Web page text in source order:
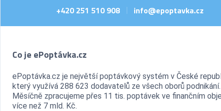
+420 251 510 908 | info@epoptavka.cz
Co je ePoptávka.cz
ePoptávka.cz je největší poptávkový systém v České
který využívá 288 623 dodavatelů ze všech oborů podnikání.
Měsíčně zpracujeme přes 11 tis. poptávek ve finančním
více než 7 mld. Kč.